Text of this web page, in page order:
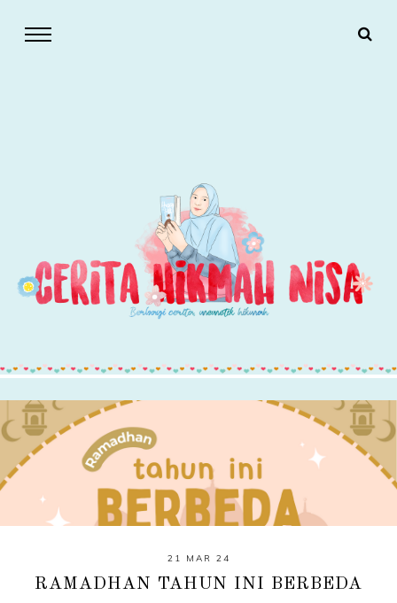
21 MAR 24
RAMADHAN TAHUN INI BERBEDA